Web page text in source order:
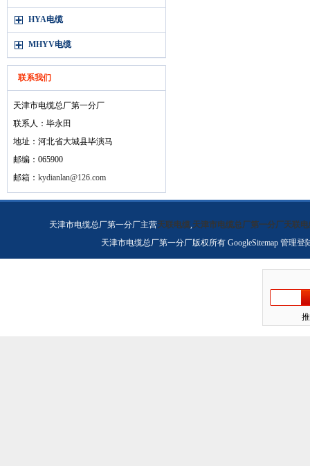
HYA电缆
MHYV电缆
联系我们
天津市电缆总厂第一分厂
联系人：毕永田
地址：河北省大城县毕演马
邮编：065900
邮箱： kydianlan@126.com
天津市电缆总厂第一分厂主营天联电缆,天津市电缆总厂第一分厂天联电
天津市电缆总厂第一分厂版权所有 GoogleSitemap 管理登